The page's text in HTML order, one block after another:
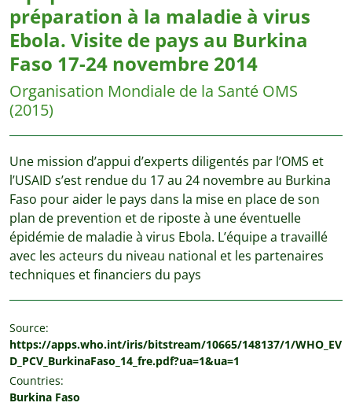
préparation à la maladie à virus
Ebola. Visite de pays au Burkina
Faso 17-24 novembre 2014
Organisation Mondiale de la Santé OMS
(2015)
Une mission d’appui d’experts diligentés par l’OMS et
l’USAID s’est rendue du 17 au 24 novembre au Burkina
Faso pour aider le pays dans la mise en place de son
plan de prevention et de riposte à une éventuelle
épidémie de maladie à virus Ebola. L’équipe a travaillé
avec les acteurs du niveau national et les partenaires
techniques et financiers du pays
Source:
https://apps.who.int/iris/bitstream/10665/148137/1/WHO_EV
D_PCV_BurkinaFaso_14_fre.pdf?ua=1&ua=1
Countries:
Burkina Faso